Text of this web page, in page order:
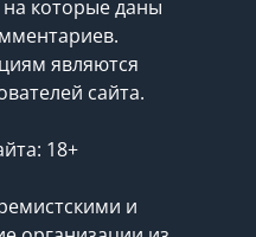
которые даны
являются
сайта.
18+
и